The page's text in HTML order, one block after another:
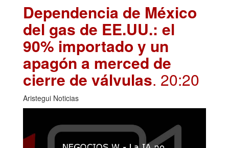
Dependencia de México
del gas de EE.UU.: el
90% importado y un
apagón a merced de
cierre de válvulas. 20:20
Aristegui Noticias